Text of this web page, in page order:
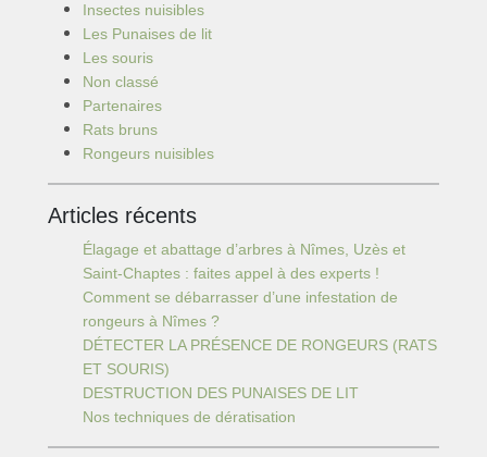
Insectes nuisibles
Les Punaises de lit
Les souris
Non classé
Partenaires
Rats bruns
Rongeurs nuisibles
Articles récents
Élagage et abattage d’arbres à Nîmes, Uzès et
Saint-Chaptes : faites appel à des experts !
Comment se débarrasser d’une infestation de
rongeurs à Nîmes ?
DÉTECTER LA PRÉSENCE DE RONGEURS (RATS
ET SOURIS)
DESTRUCTION DES PUNAISES DE LIT
Nos techniques de dératisation